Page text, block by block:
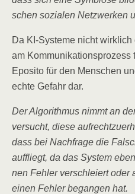
schen sozia­len Netz­wer­ken
Da KI-Sys­te­me nicht
am
Epo­si­to für den Men­schen
ech­te Gefahr dar.
Der Algo­rith­mus nimmt an
ver­sucht, die­se
dass bei Nach­fra­ge die
auf­fliegt, da das Sys­tem
nen Feh­ler ver­schlei­ert oder
einen Feh­ler began­gen hat.